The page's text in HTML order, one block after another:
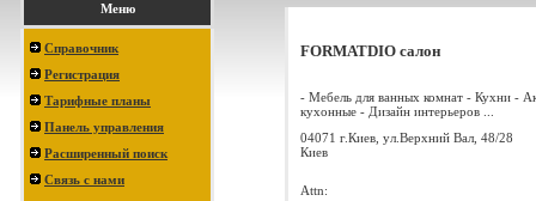
Меню
Справочник
Регистрация
Тарифные планы
Панель управления
Расширенный поиск
Связь с нами
FORMATDIO салон
- Мебель для ванных комнат - Кухни -
кухонные - Дизайн интерьеров ...
04071 г.Киев, ул.Верхний Вал, 48/28
Киев
Attn: